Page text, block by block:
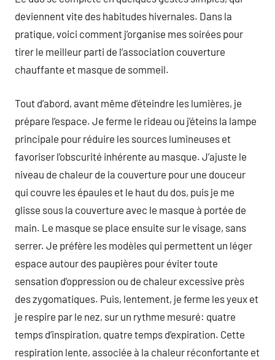
deviennent vite des habitudes hivernales. Dans la
pratique, voici comment j’organise mes soirées pour
tirer le meilleur parti de l’association couverture
chauffante et masque de sommeil.
Tout d’abord, avant même d’éteindre les lumières, je
prépare l’espace. Je ferme le rideau ou j’éteins la lampe
principale pour réduire les sources lumineuses et
favoriser l’obscurité inhérente au masque. J’ajuste le
niveau de chaleur de la couverture pour une douceur
qui couvre les épaules et le haut du dos, puis je me
glisse sous la couverture avec le masque à portée de
main. Le masque se place ensuite sur le visage, sans
serrer. Je préfère les modèles qui permettent un léger
espace autour des paupières pour éviter toute
sensation d’oppression ou de chaleur excessive près
des zygomatiques. Puis, lentement, je ferme les yeux et
je respire par le nez, sur un rythme mesuré: quatre
temps d’inspiration, quatre temps d’expiration. Cette
respiration lente, associée à la chaleur réconfortante et